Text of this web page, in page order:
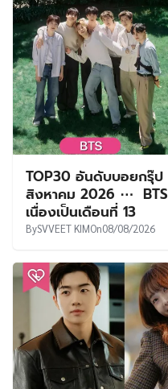
TOP30 อันดับบอยกรุ๊ป
สิงหาคม 2026 ⋯
เนื่องเป็นเดือนที่ 13
BySVVEET KIMOn08/08/2026